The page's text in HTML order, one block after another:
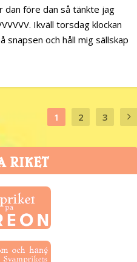
dan före dan så tänkte jag
Ikväll torsdag klockan
och håll mig sällskap
1 2 3
RIKET